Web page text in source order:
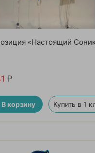
«Настоящий
₽
В корзину Купить в 1